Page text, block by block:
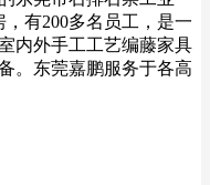
，有200多名员工，是一
内外手工工艺编藤家具
。东莞嘉鹏服务于各高